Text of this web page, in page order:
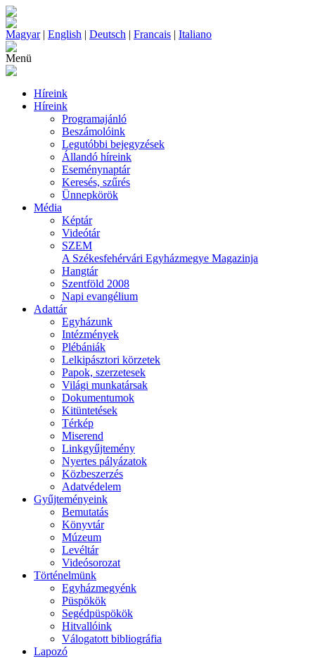
Magyar| English | Deutsch | Francais | Italiano
Menü
Híreink
Híreink
Programajánló
Beszámolóink
Legutóbbi bejegyzések
Állandó híreink
Eseménynaptár
Keresés, szűrés
Ünnepkörök
Média
Képtár
Videótár
SZEM
A Székesfehérvári Egyházmegye Magazinja
Hangtár
Szentföld 2008
Napi evangélium
Adattár
Egyházunk
Intézmények
Plébániák
Lelkipásztori körzetek
Papok, szerzetesek
Világi munkatársak
Dokumentumok
Kitüntetések
Térkép
Miserend
Linkgyűjtemény
Nyertes pályázatok
Közbeszerzés
Adatvédelem
Gyűjteményeink
Bemutatás
Könyvtár
Múzeum
Levéltár
Videósorozat
Történelmünk
Egyházmegyénk
Püspökök
Segédpüspökök
Hitvallóink
Válogatott bibliográfia
Lapozó